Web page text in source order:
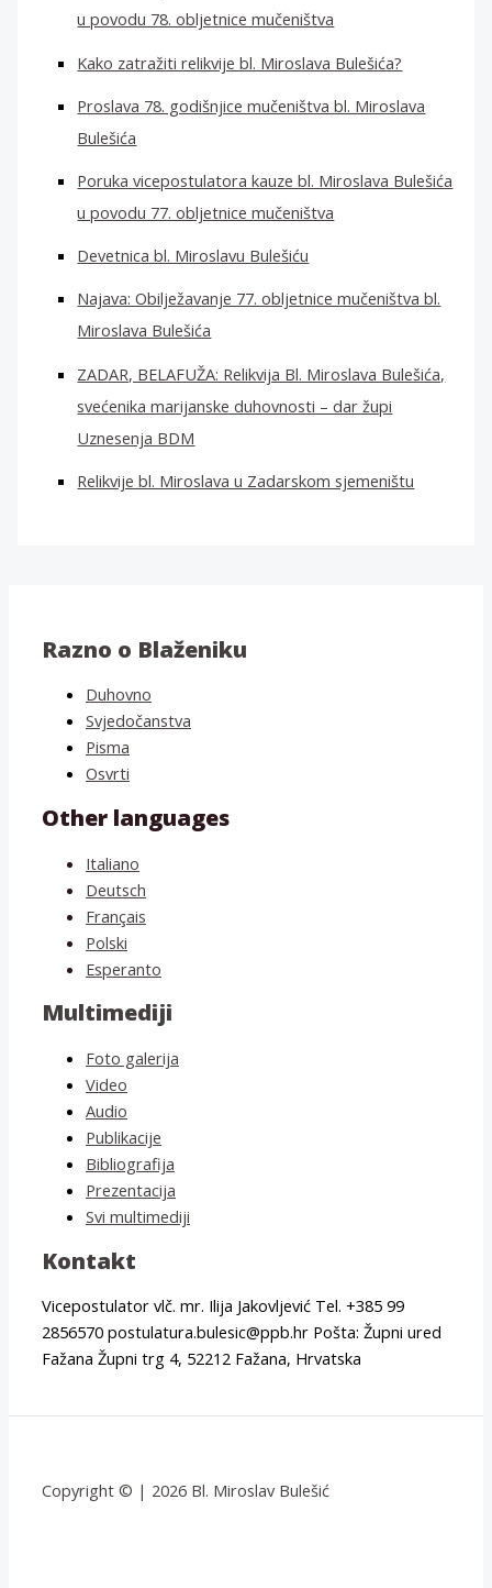
u povodu 78. obljetnice mučeništva
Kako zatražiti relikvije bl. Miroslava Bulešića?
Proslava 78. godišnjice mučeništva bl. Miroslava
Bulešića
Poruka vicepostulatora kauze bl. Miroslava Bulešića
u povodu 77. obljetnice mučeništva
Devetnica bl. Miroslavu Bulešiću
Najava: Obilježavanje 77. obljetnice mučeništva bl.
Miroslava Bulešića
ZADAR, BELAFUŽA: Relikvija Bl. Miroslava Bulešića,
svećenika marijanske duhovnosti – dar župi
Uznesenja BDM
Relikvije bl. Miroslava u Zadarskom sjemeništu
Razno o Blaženiku
Duhovno
Svjedočanstva
Pisma
Osvrti
Other languages
Italiano
Deutsch
Français
Polski
Esperanto
Multimediji
Foto galerija
Video
Audio
Publikacije
Bibliografija
Prezentacija
Svi multimediji
Kontakt
Vicepostulator vlč. mr. Ilija Jakovljević Tel. +385 99
2856570 postulatura.bulesic@ppb.hr Pošta: Župni ured
Fažana Župni trg 4, 52212 Fažana, Hrvatska
Copyright © | 2026 Bl. Miroslav Bulešić